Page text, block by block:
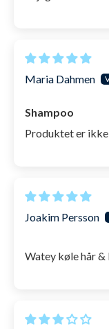
SKU: 1001047
Maria Dahmen
Shampoo
Produktet er
Joakim Persson
Watey køle hår